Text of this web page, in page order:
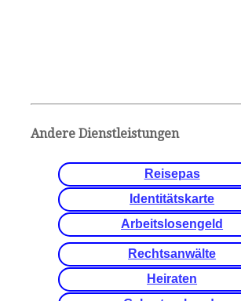
Andere Dienstleistungen
Reisepas
Identitätskarte
Arbeitslosengeld
Rechtsanwälte
Heiraten